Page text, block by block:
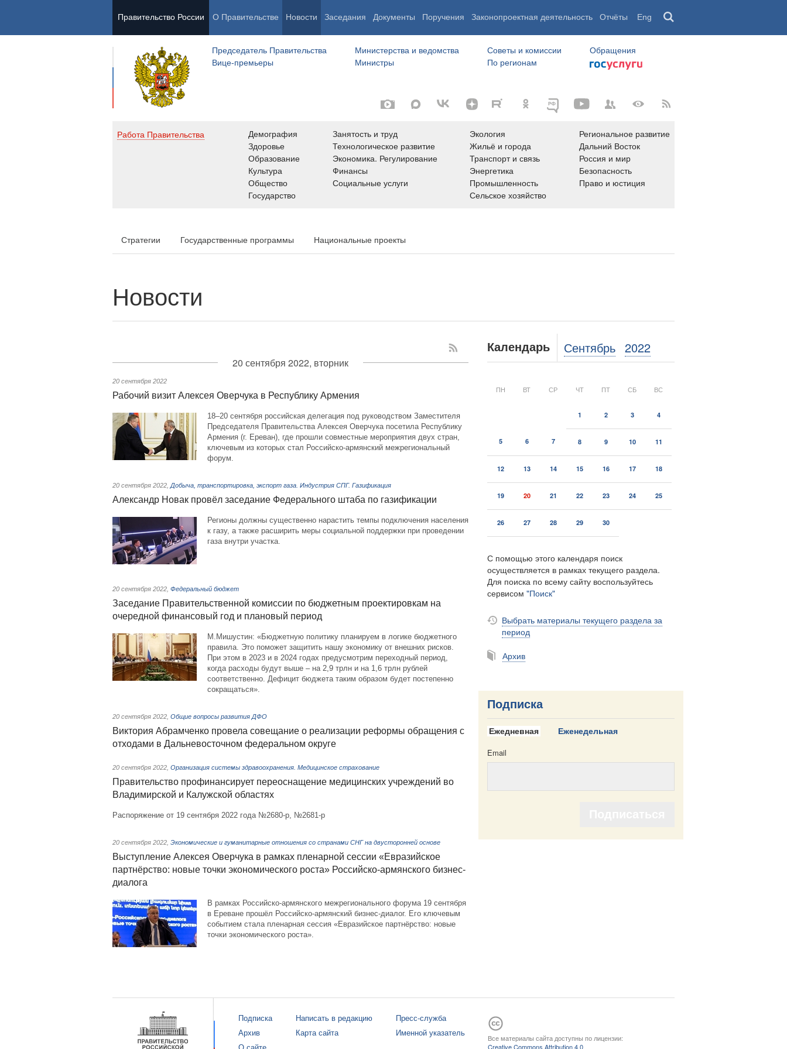
Правительство России О Правительстве Новости Заседания Документы Поручения Законопроектная деятельность Отчёты Eng
Председатель Правительства
Вице-премьеры
Министерства и ведомства
Министры
Советы и комиссии
По регионам
Обращения
Работа Правительства
Демография
Здоровье
Образование
Культура
Общество
Государство
Занятость и труд
Технологическое развитие
Экономика. Регулирование
Финансы
Социальные услуги
Экология
Жильё и города
Транспорт и связь
Энергетика
Промышленность
Сельское хозяйство
Региональное развитие
Дальний Восток
Россия и мир
Безопасность
Право и юстиция
Стратегии Государственные программы Национальные проекты
Новости
20 сентября 2022, вторник
20 сентября 2022
Рабочий визит Алексея Оверчука в Республику Армения
18–20 сентября российская делегация под руководством Заместителя
Председателя Правительства Алексея Оверчука посетила Республику
Армения (г. Ереван), где прошли совместные мероприятия двух стран,
ключевым из которых стал Российско-армянский межрегиональный
форум.
20 сентября 2022 Добыча, транспортировка, экспорт газа. Индустрия СПГ. Газификация
Александр Новак провёл заседание Федерального штаба по газификации
Регионы должны существенно нарастить темпы подключения населения
к газу, а также расширить меры социальной поддержки при проведении
газа внутри участка.
20 сентября 2022 Федеральный бюджет
Заседание Правительственной комиссии по бюджетным проектировкам на
очередной финансовый год и плановый период
М.Мишустин: «Бюджетную политику планируем в логике бюджетного
правила. Это поможет защитить нашу экономику от внешних рисков.
При этом в 2023 и в 2024 годах предусмотрим переходный период,
когда расходы будут выше – на 2,9 трлн и на 1,6 трлн рублей
соответственно. Дефицит бюджета таким образом будет постепенно
сокращаться».
20 сентября 2022 Общие вопросы развития ДФО
Виктория Абрамченко провела совещание о реализации реформы обращения с
отходами в Дальневосточном федеральном округе
20 сентября 2022 Организация системы здравоохранения. Медицинское страхование
Правительство профинансирует переоснащение медицинских учреждений во
Владимирской и Калужской областях
Распоряжение от 19 сентября 2022 года №2680-р, №2681-р
20 сентября 2022 Экономические и гуманитарные отношения со странами СНГ на двусторонней основе
Выступление Алексея Оверчука в рамках пленарной сессии «Евразийское
партнёрство: новые точки экономического роста» Российско-армянского бизнес-
диалога
В рамках Российско-армянского межрегионального форума 19 сентября
в Ереване прошёл Российско-армянский бизнес-диалог. Его ключевым
событием стала пленарная сессия «Евразийское партнёрство: новые
точки экономического роста».
Календарь Сентябрь 2022
ПН ВТ СР ЧТ ПТ СБ ВС
1 2 3 4
5 6 7 8 9 10 11
12 13 14 15 16 17 18
19 20 21 22 23 24 25
26 27 28 29 30
С помощью этого календаря поиск
осуществляется в рамках текущего раздела.
Для поиска по всему сайту воспользуйтесь
сервисом "Поиск"
Выбрать материалы текущего раздела за
период
Архив
Подписка
Ежедневная Еженедельная
Email
Подписка
Архив
Написать в редакцию
Карта сайта
Пресс-служба
Именной указатель
Все материалы сайта доступны по лицензии:
Creative Commons Attribution 4.0